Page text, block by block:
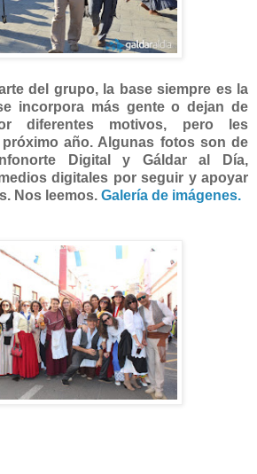
del grupo, la base siempre es la
incorpora más gente o dejan de
diferentes motivos, pero les
año. Algunas fotos son de
Digital y Gáldar al Día,
digitales por seguir y apoyar
Nos leemos. Galería de imágenes.